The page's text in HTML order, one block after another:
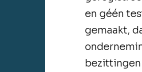
en géén
gemaakt,